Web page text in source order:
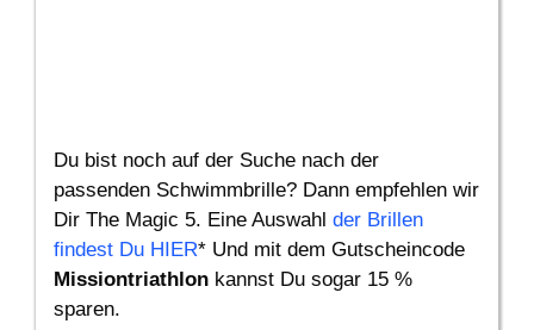
Du bist noch auf der Suche nach der
passenden Schwimmbrille? Dann empfehlen wir
Dir The Magic 5. Eine Auswahl der Brillen
findest Du HIER* Und mit dem Gutscheincode
Missiontriathlon kannst Du sogar 15 %
sparen.